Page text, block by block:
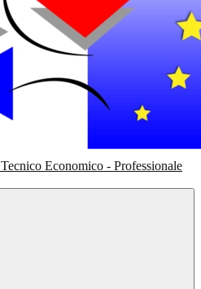
Tecnico Economico - Professionale